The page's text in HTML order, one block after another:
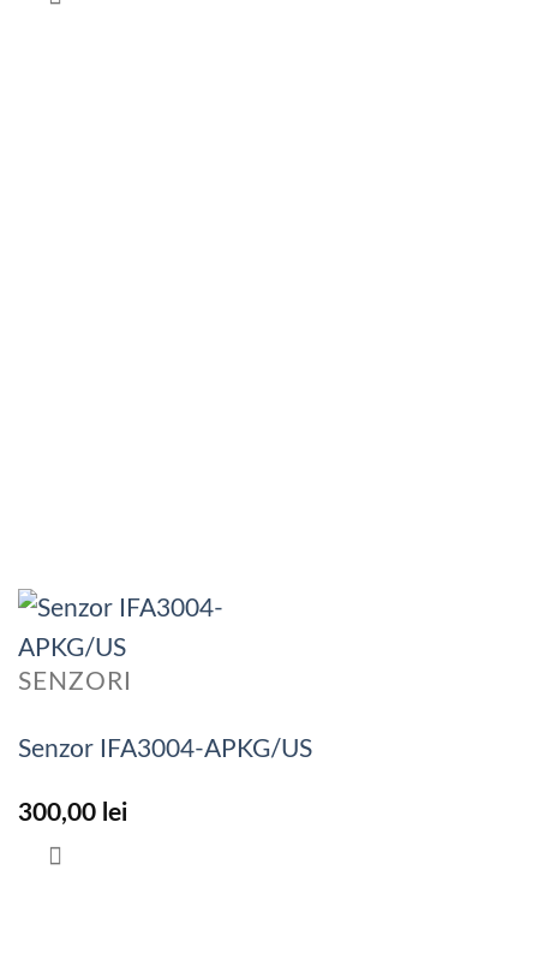
SENZORI
Senzor IFA3004-APKG/US
300,00 lei